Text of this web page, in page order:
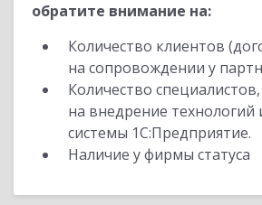
обратите внимание на:
Количество клиентов
на сопровождении у
Количество
на внедрение
системы 1С:Предприятие.
Наличие у фирмы статуса